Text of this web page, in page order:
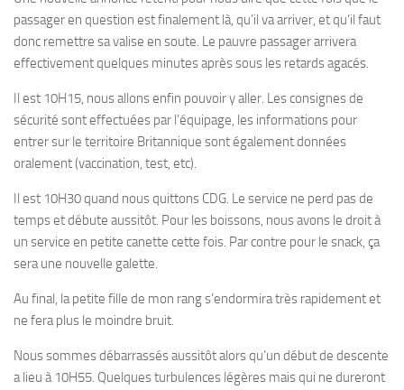
passager en question est finalement là, qu’il va arriver, et qu’il faut
donc remettre sa valise en soute. Le pauvre passager arrivera
effectivement quelques minutes après sous les retards agacés.
Il est 10H15, nous allons enfin pouvoir y aller. Les consignes de
sécurité sont effectuées par l’équipage, les informations pour
entrer sur le territoire Britannique sont également données
oralement (vaccination, test, etc).
Il est 10H30 quand nous quittons CDG. Le service ne perd pas de
temps et débute aussitôt. Pour les boissons, nous avons le droit à
un service en petite canette cette fois. Par contre pour le snack, ça
sera une nouvelle galette.
Au final, la petite fille de mon rang s’endormira très rapidement et
ne fera plus le moindre bruit.
Nous sommes débarrassés aussitôt alors qu’un début de descente
a lieu à 10H55. Quelques turbulences légères mais qui ne dureront